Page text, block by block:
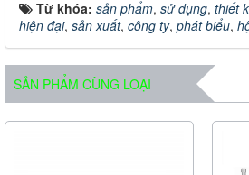
Từ khóa: sản phẩm, sử dụng, thiết
hiện đại, sản xuất, công ty, phát biểu,
SẢN PHẨM CÙNG LOẠI